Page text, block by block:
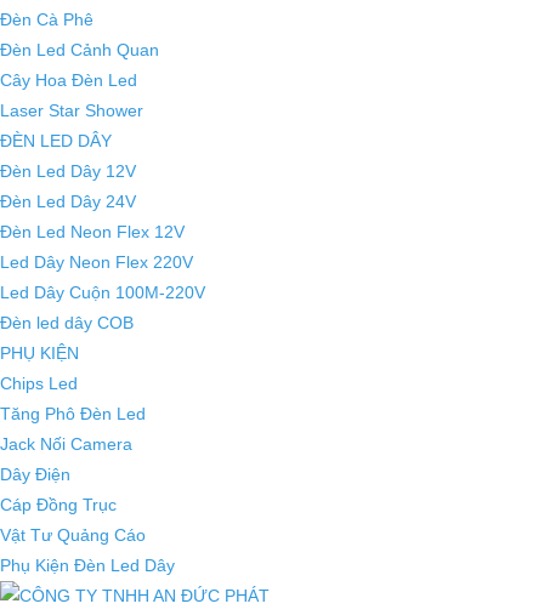
Đèn Cà Phê
Đèn Led Cảnh Quan
Cây Hoa Đèn Led
Laser Star Shower
ĐÈN LED DÂY
Đèn Led Dây 12V
Đèn Led Dây 24V
Đèn Led Neon Flex 12V
Led Dây Neon Flex 220V
Led Dây Cuộn 100M-220V
Đèn led dây COB
PHỤ KIỆN
Chips Led
Tăng Phô Đèn Led
Jack Nối Camera
Dây Điện
Cáp Đồng Trục
Vật Tư Quảng Cáo
Phụ Kiện Đèn Led Dây